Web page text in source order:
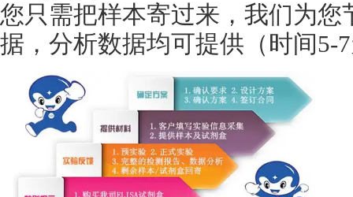
您只需把样本寄过来，我们为
据，分析数据均可提供（时间5-